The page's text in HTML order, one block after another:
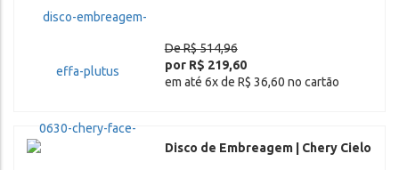
De R$ 514,96
por R$ 219,60
em até 6x de R$ 36,60 no cartão
Disco de Embreagem | Chery Cielo